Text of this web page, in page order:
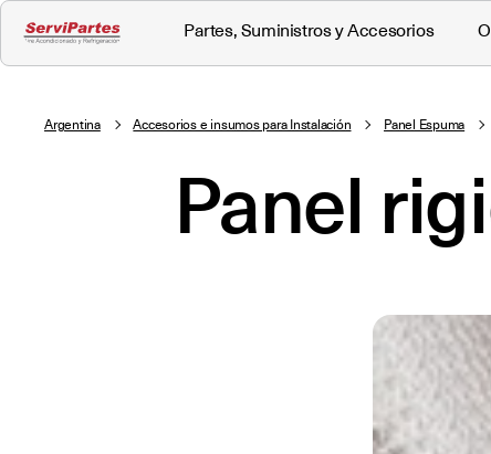
Partes, Suministros y Accesorios
Argentina Accesorios e insumos para Instalación Panel Espuma
Panel